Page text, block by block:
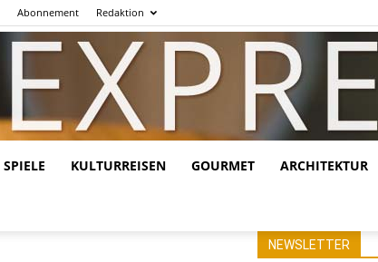
Abonnement Redaktion
SPIELE KULTURREISEN GOURMET ARCHITEKTUR
NEWSLETTER